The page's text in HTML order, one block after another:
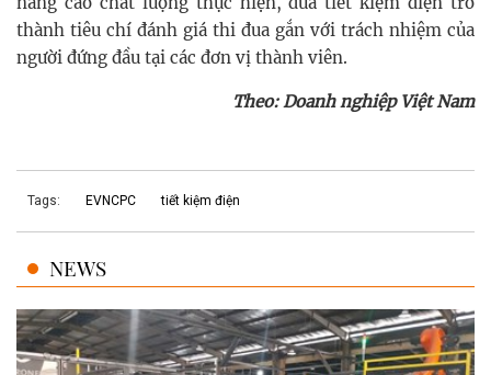
thành tiêu chí đánh giá thi đua gắn với trách nhiệm của
người đứng đầu tại các đơn vị thành viên.
Theo: Doanh nghiệp Việt Nam
Tags: EVNCPC tiết kiệm điện
NEWS